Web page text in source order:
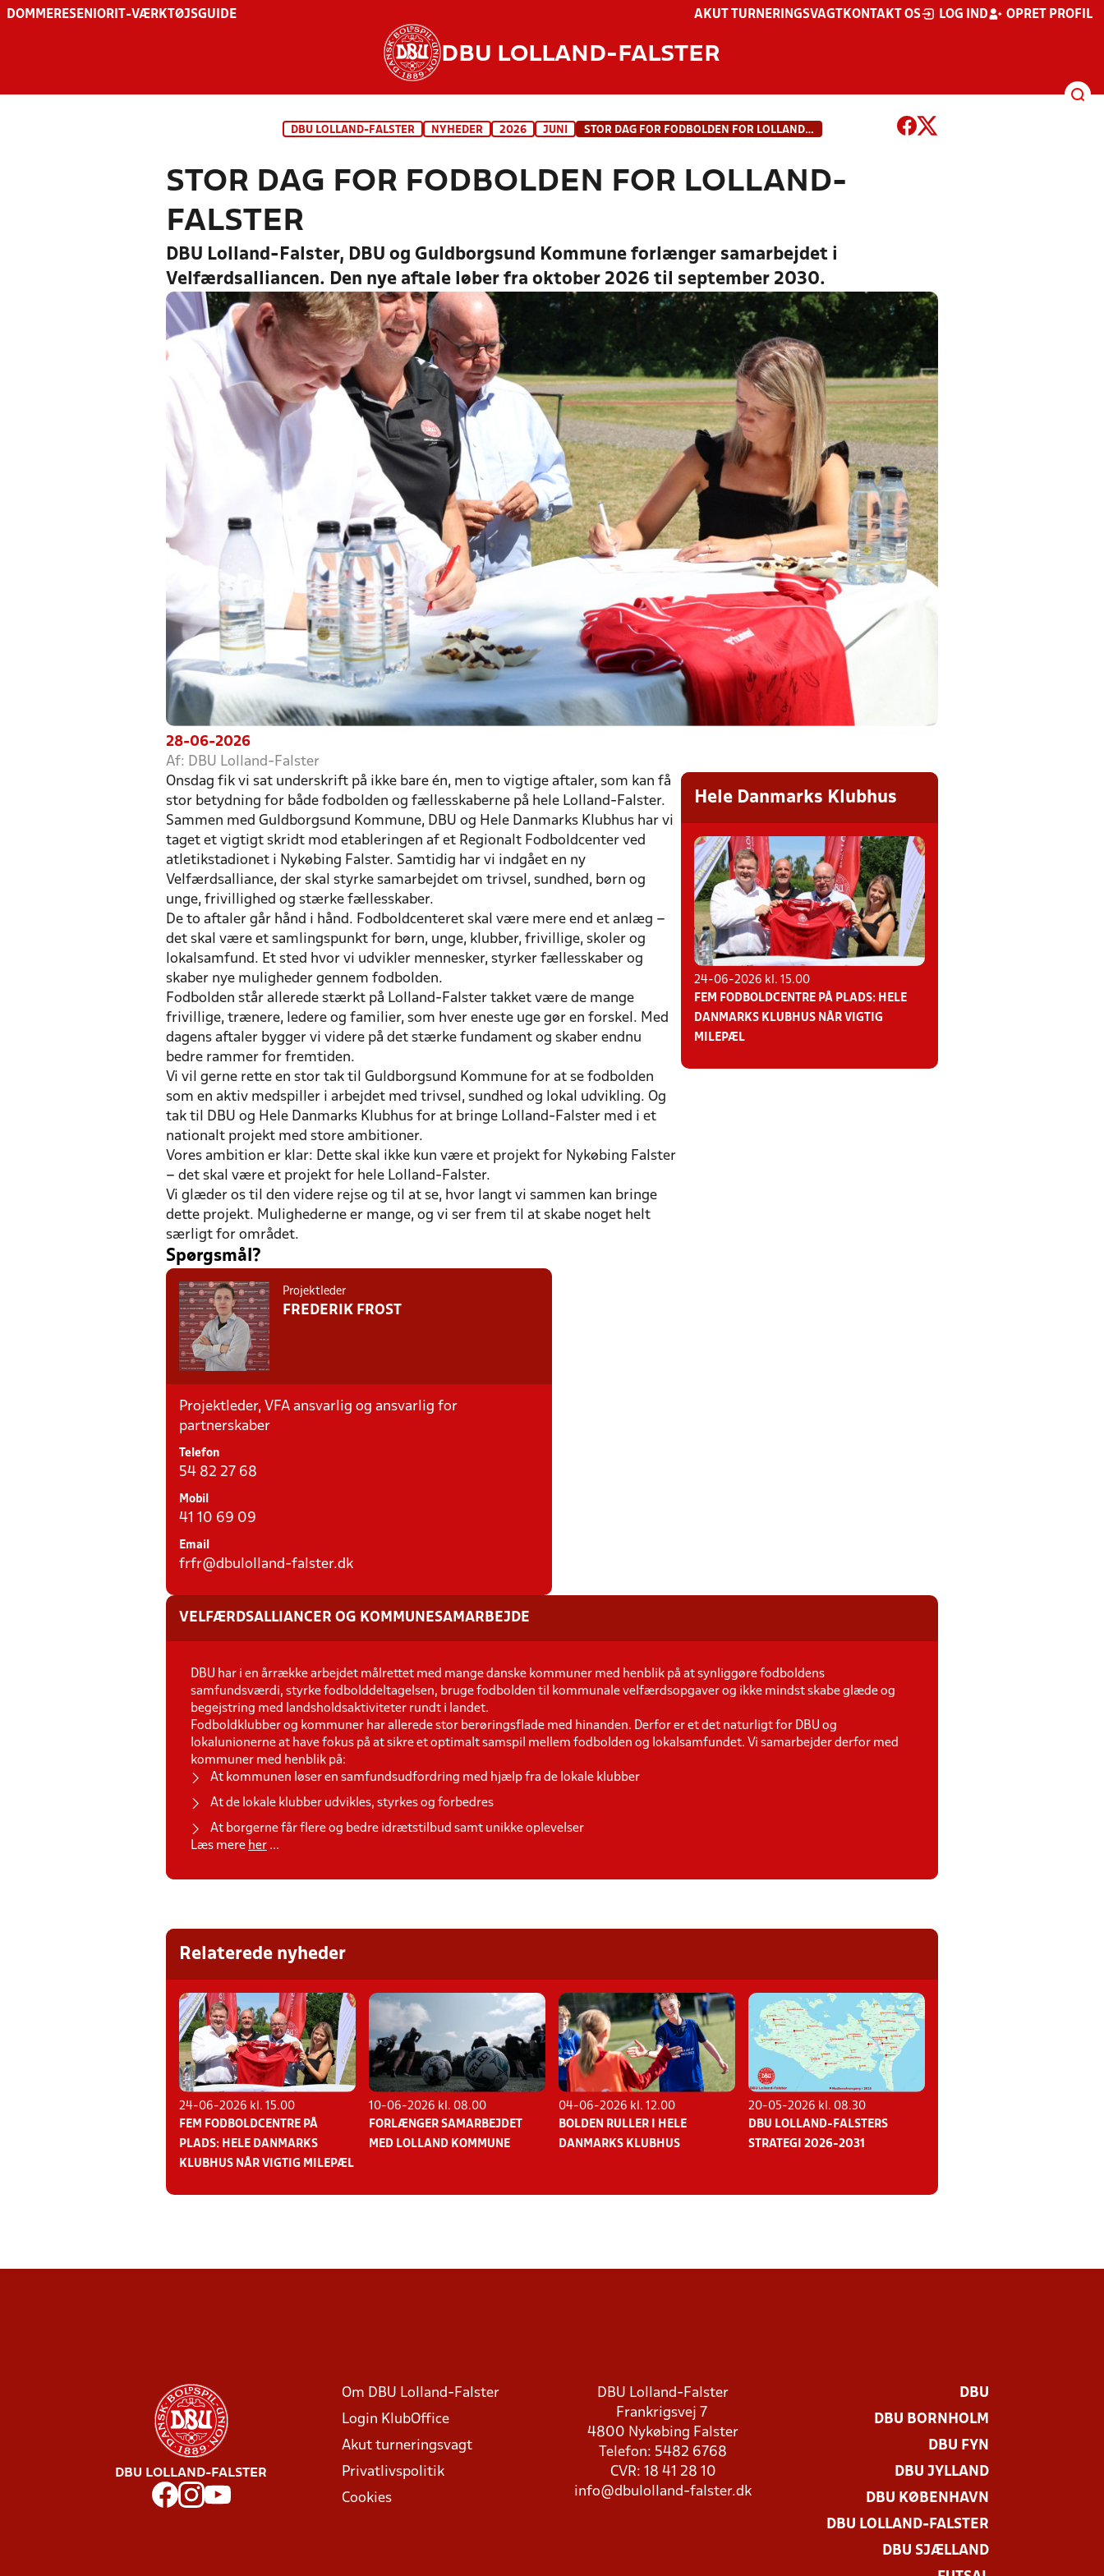
DOMMERESENIOR IT-VÆRKTØJSGUIDE AKUT TURNERINGSVAGT KONTAKT OS LOG IND OPRET PROFIL
DBU LOLLAND-FALSTER
DBU LOLLAND-FALSTER NYHEDER 2026 JUNI STOR DAG FOR FODBOLDEN FOR LOLLAND-FALSTER
STOR DAG FOR FODBOLDEN FOR LOLLAND-
FALSTER
DBU Lolland-Falster, DBU og Guldborgsund Kommune forlænger samarbejdet i
Velfærdsalliancen. Den nye aftale løber fra oktober 2026 til september 2030.
28-06-2026
Af: DBU Lolland-Falster
Onsdag fik vi sat underskrift på ikke bare én, men to vigtige aftaler, som kan få
stor betydning for både fodbolden og fællesskaberne på hele Lolland-Falster.
Sammen med Guldborgsund Kommune, DBU og Hele Danmarks Klubhus har vi
taget et vigtigt skridt mod etableringen af et Regionalt Fodboldcenter ved
atletikstadionet i Nykøbing Falster. Samtidig har vi indgået en ny
Velfærdsalliance, der skal styrke samarbejdet om trivsel, sundhed, børn og
unge, frivillighed og stærke fællesskaber.
De to aftaler går hånd i hånd. Fodboldcenteret skal være mere end et anlæg –
det skal være et samlingspunkt for børn, unge, klubber, frivillige, skoler og
lokalsamfund. Et sted hvor vi udvikler mennesker, styrker fællesskaber og
skaber nye muligheder gennem fodbolden.
Fodbolden står allerede stærkt på Lolland-Falster takket være de mange
frivillige, trænere, ledere og familier, som hver eneste uge gør en forskel. Med
dagens aftaler bygger vi videre på det stærke fundament og skaber endnu
bedre rammer for fremtiden.
Vi vil gerne rette en stor tak til Guldborgsund Kommune for at se fodbolden
som en aktiv medspiller i arbejdet med trivsel, sundhed og lokal udvikling. Og
tak til DBU og Hele Danmarks Klubhus for at bringe Lolland-Falster med i et
nationalt projekt med store ambitioner.
Vores ambition er klar: Dette skal ikke kun være et projekt for Nykøbing Falster
– det skal være et projekt for hele Lolland-Falster.
Vi glæder os til den videre rejse og til at se, hvor langt vi sammen kan bringe
dette projekt. Mulighederne er mange, og vi ser frem til at skabe noget helt
særligt for området.
Hele Danmarks Klubhus
24-06-2026 kl. 15.00
FEM FODBOLDCENTRE PÅ PLADS: HELE
DANMARKS KLUBHUS NÅR VIGTIG
MILEPÆL
Spørgsmål?
Projektleder
FREDERIK FROST
Projektleder, VFA ansvarlig og ansvarlig for
partnerskaber
Telefon
54 82 27 68
Mobil
41 10 69 09
Email
frfr@dbulolland-falster.dk
VELFÆRDSALLIANCER OG KOMMUNESAMARBEJDE
DBU har i en årrække arbejdet målrettet med mange danske kommuner med henblik på at synliggøre fodboldens
samfundsværdi, styrke fodbolddeltagelsen, bruge fodbolden til kommunale velfærdsopgaver og ikke mindst skabe glæde og
begejstring med landsholdsaktiviteter rundt i landet.
Fodboldklubber og kommuner har allerede stor berøringsflade med hinanden. Derfor er et det naturligt for DBU og
lokalunionerne at have fokus på at sikre et optimalt samspil mellem fodbolden og lokalsamfundet. Vi samarbejder derfor med
kommuner med henblik på:
At kommunen løser en samfundsudfordring med hjælp fra de lokale klubber
At de lokale klubber udvikles, styrkes og forbedres
At borgerne får flere og bedre idrætstilbud samt unikke oplevelser
Læs mere her ...
Relaterede nyheder
24-06-2026 kl. 15.00
FEM FODBOLDCENTRE PÅ
PLADS: HELE DANMARKS
KLUBHUS NÅR VIGTIG MILEPÆL
10-06-2026 kl. 08.00
FORLÆNGER SAMARBEJDET
MED LOLLAND KOMMUNE
04-06-2026 kl. 12.00
BOLDEN RULLER I HELE
DANMARKS KLUBHUS
20-05-2026 kl. 08.30
DBU LOLLAND-FALSTERS
STRATEGI 2026-2031
DBU LOLLAND-FALSTER
Om DBU Lolland-Falster
Login KlubOffice
Akut turneringsvagt
Privatlivspolitik
Cookies
DBU Lolland-Falster
Frankrigsvej 7
4800 Nykøbing Falster
Telefon: 5482 6768
CVR: 18 41 28 10
info@dbulolland-falster.dk
DBU
DBU BORNHOLM
DBU FYN
DBU JYLLAND
DBU KØBENHAVN
DBU LOLLAND-FALSTER
DBU SJÆLLAND